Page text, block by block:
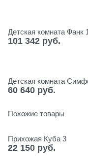
Детская комната Фанк 1
101 342 руб.
Детская комната
60 640 руб.
Похожие товары
Прихожая Куба 3
22 150 руб.